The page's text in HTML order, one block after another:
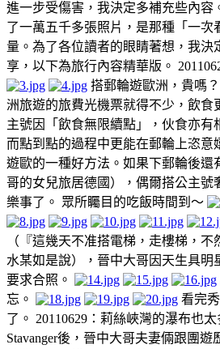
進一步受傷害，我決定多補充些內容
了一萬五千多張照片，是那種「一次
量。為了各位讀者的眼睛著想，我決
享，以下為旅行內容精華版。
搭郵輪遊歐洲，貴嗎
洲旅遊的旅費光機票就得不少，飲食
主號因「飲食無限續點」，伙食亦有
而點到點的過程中更能在郵輪上恣意
遊歐的一種好方法。如果下郵輪後還
哥的女兒旅居德國），偶爾搭公主號
樂事了。 眾所矚目的吃飯時間到～
（『這幾天不准搭電梯，走樓梯，
水某如是說），晉中大哥因天生具明
要求合照。
忘。
看完
了。 20110629：莉絲峽灣的瀑布也
Stavanger後，晉中大哥夫妻倆跟團